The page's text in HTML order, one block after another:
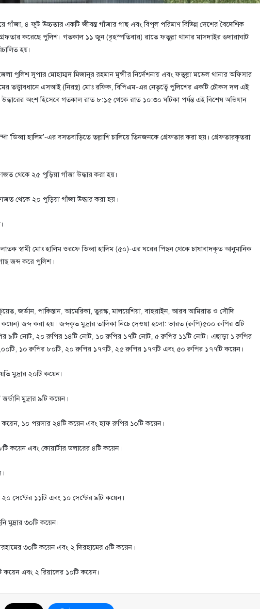
গাঁজা, ৪ ফুট উচ্চতার একটি জীবন্ত গাঁজার গাছ এবং বিপুল পরিমাণ বিভিন্ন দেশের বৈদেশিক
করেছে পুলিশ। গতকাল ১১ জুন (বৃহস্পতিবার) রাতে ফতুল্লা থানার মাসদাইর গুদারাঘাট
হয়।
পুলিশ সুপার মোহাম্মদ মিজানুর রহমান মুন্সীর নির্দেশনায় এবং ফতুল্লা মডেল থানার অফিসার
তত্ত্বাবধানে এসআই (নিরস্ত্র) মোঃ রফিক, বিপিএম-এর নেতৃত্বে পুলিশের একটি চৌকস দল এই
অংশ হিসেবে গতকাল রাত ৮:১৫ থেকে রাত ১০:৩০ ঘটিকা পর্যন্ত এই বিশেষ অভিযান
‘ডিব্বা হালিম’-এর বসতবাড়িতে তল্লাশি চালিয়ে তিনজনকে গ্রেফতার করা হয়। গ্রেফতারকৃতরা
থেকে ২৫ পুড়িয়া গাঁজা উদ্ধার করা হয়।
থেকে ২০ পুড়িয়া গাঁজা উদ্ধার করা হয়।
স্বামী মোঃ হালিম ওরফে ডিব্বা হালিম (৫০)-এর ঘরের পিছন থেকে চাষাবাদকৃত আনুমানিক
জব্দ করে পুলিশ।
জর্ডান, পাকিস্তান, আমেরিকা, তুরস্ক, মালয়েশিয়া, বাহরাইন, আরব আমিরাত ও সৌদি
জব্দ করা হয়। জব্দকৃত মুদ্রার তালিকা নিচে দেওয়া হলো: ভারত (রুপি)৫০০ রুপির ৩টি
৯টি নোট, ২০ রুপির ১৪টি নোট, ১০ রুপির ১৭টি নোট, ৫ রুপির ১১টি নোট। এছাড়া ১ রুপির
১০ রুপির ৮০টি, ২০ রুপির ১৭৭টি, ২৫ রুপির ১৭৭টি এবং ৫০ রুপির ১৭৭টি কয়েন।
মুদ্রার ২০টি কয়েন।
মুদ্রার ৯টি কয়েন।
কয়েন, ১০ পয়সার ২৪টি কয়েন এবং হাফ রুপির ১০টি কয়েন।
কয়েন এবং কোয়ার্টার ডলারের ৪টি কয়েন।
২০ সেন্টের ১১টি এবং ১০ সেন্টের ৯টি কয়েন।
মুদ্রার ৩০টি কয়েন।
৩০টি কয়েন এবং ২ দিরহামের ৫টি কয়েন।
কয়েন এবং ২ রিয়ালের ১০টি কয়েন।